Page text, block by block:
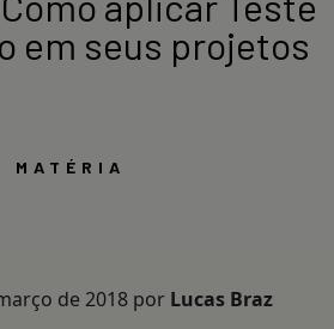
em seus projetos
MATÉRIA
de 2018 por Lucas Braz